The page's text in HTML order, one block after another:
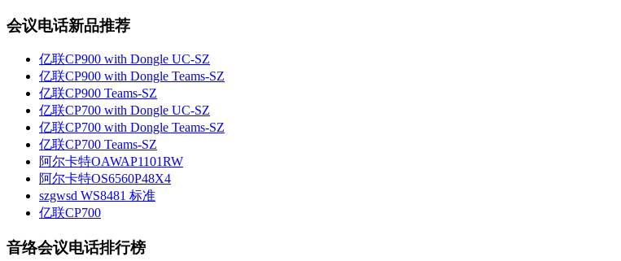
会议电话新品推荐
亿联CP900 with Dongle UC-SZ
亿联CP900 with Dongle Teams-SZ
亿联CP900 Teams-SZ
亿联CP700 with Dongle UC-SZ
亿联CP700 with Dongle Teams-SZ
亿联CP700 Teams-SZ
阿尔卡特OAWAP1101RW
阿尔卡特OS6560P48X4
szgwsd WS8481 标准
亿联CP700
音络会议电话排行榜